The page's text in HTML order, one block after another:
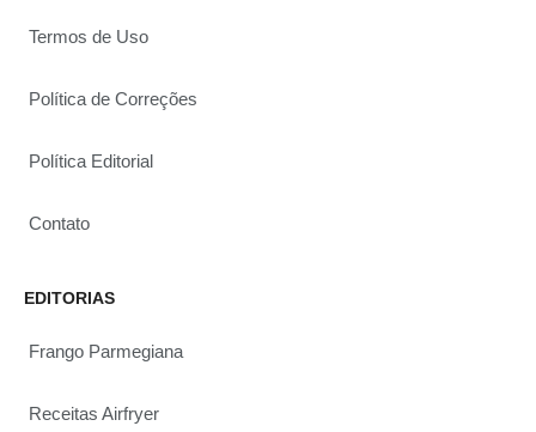
Termos de Uso
Política de Correções
Política Editorial
Contato
EDITORIAS
Frango Parmegiana
Receitas Airfryer